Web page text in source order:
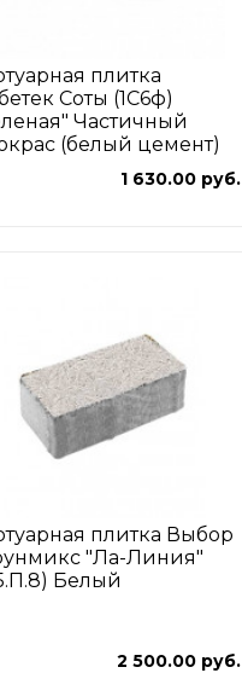
плитка
Соты (1С6ф)
Частичный
(белый цемент)
1 630.00 руб.
плитка Выбор
"Ла-Линия"
Белый
2 500.00 руб.